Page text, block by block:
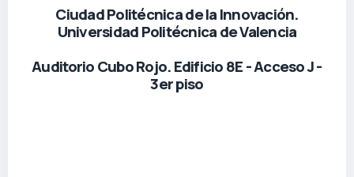
Ciudad Politécnica de la Innovación.
Universidad Politécnica de Valencia
Auditorio Cubo Rojo. Edificio 8E - Acceso J -
3er piso